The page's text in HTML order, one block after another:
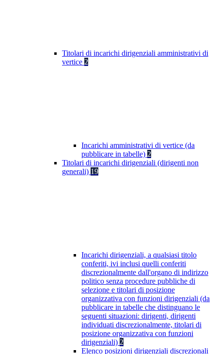
Titolari di incarichi dirigenziali amministrativi di
vertice 2
Incarichi amministrativi di vertice (da
pubblicare in tabelle) 2
Titolari di incarichi dirigenziali (dirigenti non
generali) 19
Incarichi dirigenziali, a qualsiasi titolo
conferiti, ivi inclusi quelli conferiti
discrezionalmente dall'organo di indirizzo
politico senza procedure pubbliche di
selezione e titolari di posizione
organizzativa con funzioni dirigenziali (da
pubblicare in tabelle che distinguano le
seguenti situazioni: dirigenti, dirigenti
individuati discrezionalmente, titolari di
posizione organizzativa con funzioni
dirigenziali) 2
Elenco posizioni dirigenziali discrezionali